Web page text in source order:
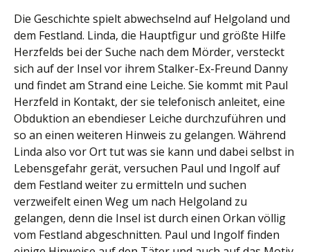
Die Geschichte spielt abwechselnd auf Helgoland und
dem Festland. Linda, die Hauptfigur und größte Hilfe
Herzfelds bei der Suche nach dem Mörder, versteckt
sich auf der Insel vor ihrem Stalker-Ex-Freund Danny
und findet am Strand eine Leiche. Sie kommt mit Paul
Herzfeld in Kontakt, der sie telefonisch anleitet, eine
Obduktion an ebendieser Leiche durchzuführen und
so an einen weiteren Hinweis zu gelangen. Während
Linda also vor Ort tut was sie kann und dabei selbst in
Lebensgefahr gerät, versuchen Paul und Ingolf auf
dem Festland weiter zu ermitteln und suchen
verzweifelt einen Weg um nach Helgoland zu
gelangen, denn die Insel ist durch einen Orkan völlig
vom Festland abgeschnitten. Paul und Ingolf finden